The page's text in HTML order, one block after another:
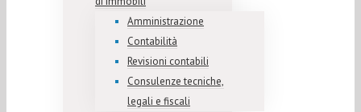
Amministrazione
Contabilità
Revisioni contabili
Consulenze tecniche,
legali e fiscali